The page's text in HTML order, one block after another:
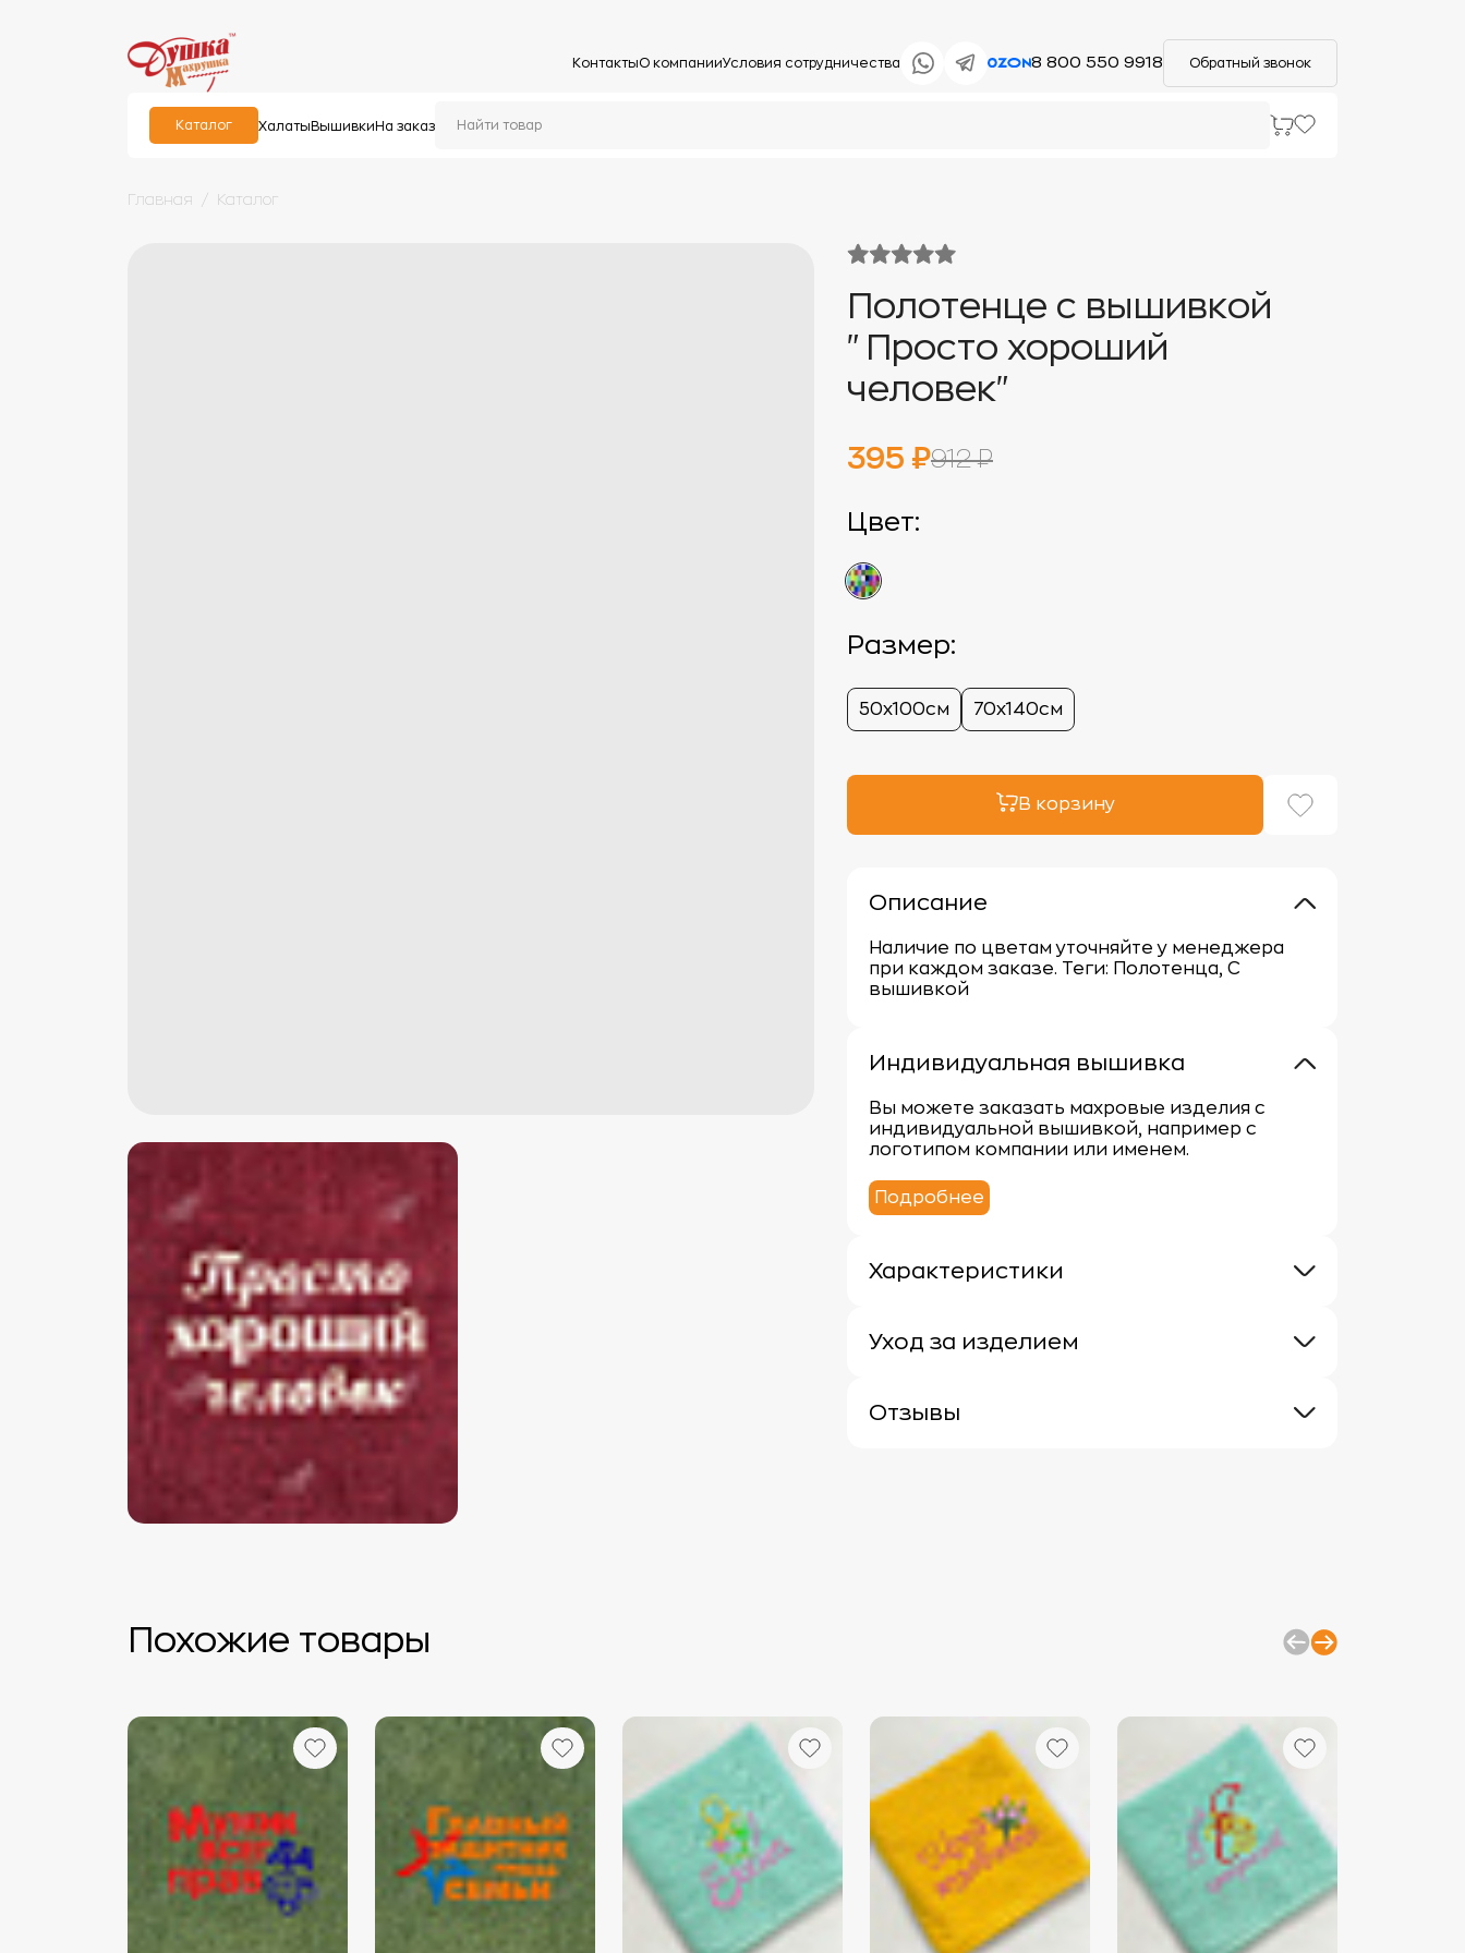
КонтактыО компанииУсловия сотрудничества 8 800 550 9918 Обратный звонок
Каталог Халаты Вышивки На заказ
Главная Каталог
Полотенце с вышивкой
"Просто хороший
человек"
395 ₽912 ₽
Цвет:
Размер:
50х100см 70х140см
В корзину
Описание
Наличие по цветам уточняйте у менеджера
при каждом заказе. Теги: Полотенца, С
вышивкой
Индивидуальная вышивка
Вы можете заказать махровые изделия с
индивидуальной вышивкой, например с
логотипом компании или именем.
Подробнее
Характеристики
Материал: 100% хлопок
Уход за изделием
внимания, чтобы сохранить их мягкость,
- Оптимальная температура для стирки —
40°C. В некоторых случаях (например, для
полотенец) допустимо повышение
температуры до 60°C, но регулярно стирать
при высокой температуре не рекомендуется.
2.
Сушка:
- Избегайте длительного воздействия прямых
солнечных лучей, чтобы цвет не выгорал.
- Идеальный вариант — сушка на воздухе, но
можно использовать сушильную машину на
низких оборотах. Это помогает сохранить
Отзывы
Похожие товары